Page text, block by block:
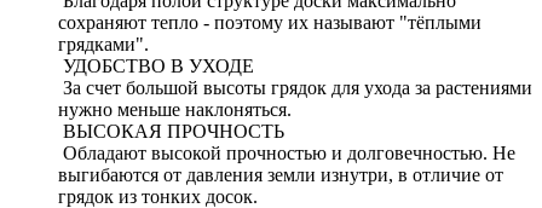
сохраняют тепло - поэтому их называют "тёплыми
грядками".
УДОБСТВО В УХОДЕ
За счет большой высоты грядок для ухода за растениями
нужно меньше наклоняться.
ВЫСОКАЯ ПРОЧНОСТЬ
Обладают высокой прочностью и долговечностью. Не
выгибаются от давления земли изнутри, в отличие от
грядок из тонких досок.